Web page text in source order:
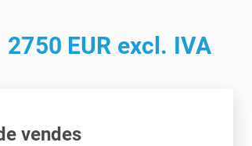
2750 EUR excl. IVA
vendes